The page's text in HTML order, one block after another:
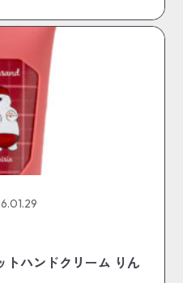
トハンドクリーム りん